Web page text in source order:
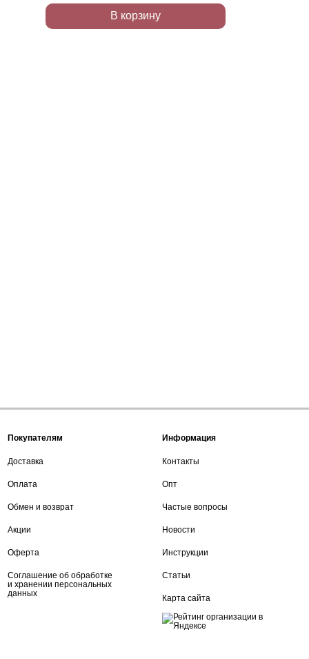
В корзину
Покупателям
Доставка
Оплата
Обмен и возврат
Акции
Оферта
Соглашение об обработке
и хранении персональных
данных
Информация
Контакты
Опт
Частые вопросы
Новости
Инструкции
Статьи
Карта сайта